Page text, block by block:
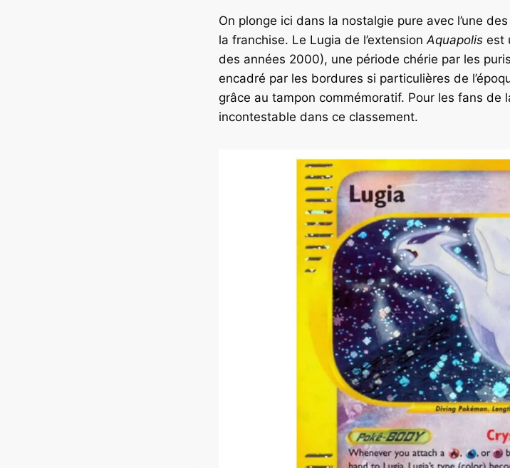
On plonge ici dans la nostalgie pure avec l’une
la franchise. Le Lugia de l’extensionAquapolis est
des années 2000), une période chérie par les
encadré par les bordures si particulières de
grâce au tampon commémoratif. Pour les fans de
incontestable dans ce classement.